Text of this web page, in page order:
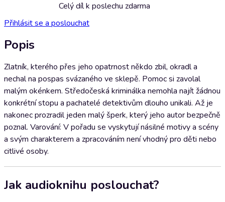
Celý díl k poslechu zdarma
Přihlásit se a poslouchat
Popis
Zlatník, kterého přes jeho opatrnost někdo zbil, okradl a
nechal na pospas svázaného ve sklepě. Pomoc si zavolal
malým okénkem. Středočeská kriminálka nemohla najít žádnou
konkrétní stopu a pachatelé detektivům dlouho unikali. Až je
nakonec prozradil jeden malý šperk, který jeho autor bezpečně
poznal. Varování: V pořadu se vyskytují násilné motivy a scény
a svým charakterem a zpracováním není vhodný pro děti nebo
citlivé osoby.
Jak audioknihu poslouchat?